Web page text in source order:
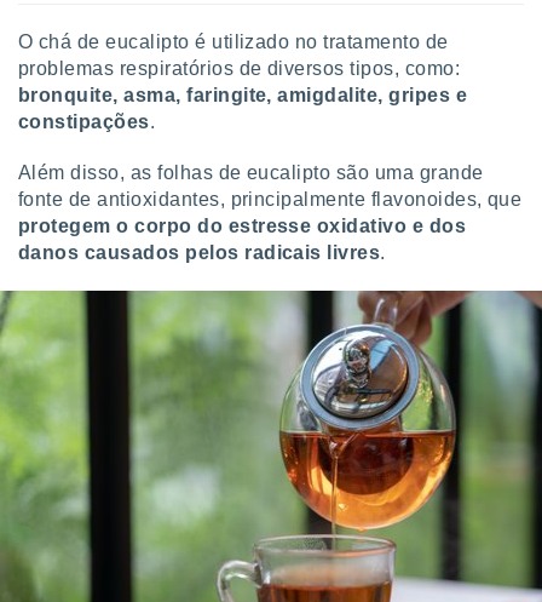
Pode
de
ao
únicos
como a
sitio
IP e
possam
O chá de eucalipto é utilizado no tratamento de
problemas respiratórios de diversos tipos, como:
bronquite, asma, faringite, amigdalite, gripes e
constipações.
Além disso, as folhas de eucalipto são uma grande
fonte de antioxidantes, principalmente flavonoides, que
protegem o corpo do estresse oxidativo e dos
danos causados pelos radicais livres.